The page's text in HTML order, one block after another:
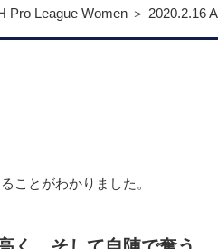
Pro League Women ＞ 2020.2.16
ことがわかりました。